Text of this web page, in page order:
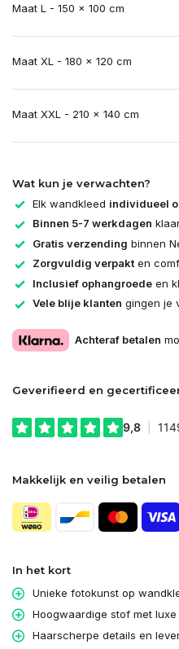
Maat L - 150 x 100 cm
Maat XL - 180 x 120 cm
Maat XXL - 210 x 140 cm
Wat kun je verwachten?
Elk wandkleed individueel
Binnen 5-7 werkdagen
Gratis verzending binnen
Zorgvuldig verpakten
Inclusief ophangroede en
Vele blije klanten gingen je
Achteraf betalen
Geverifieerd en
Makkelijk en veilig betalen
In het kort
Unieke fotokunst op
Hoogwaardige stof met
Haarscherpe details en